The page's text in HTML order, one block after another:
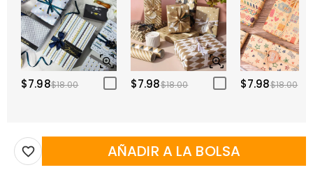
$7.98$18.00 $7.98$18.00 $7.98$18.00
AÑADIR A LA BOLSA